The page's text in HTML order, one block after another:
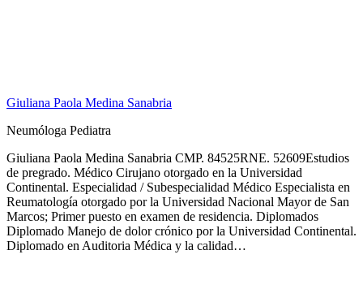
Giuliana Paola Medina Sanabria
Neumóloga Pediatra
Giuliana Paola Medina Sanabria CMP. 84525RNE. 52609Estudios
de pregrado. Médico Cirujano otorgado en la Universidad
Continental. Especialidad / Subespecialidad Médico Especialista en
Reumatología otorgado por la Universidad Nacional Mayor de San
Marcos; Primer puesto en examen de residencia. Diplomados
Diplomado Manejo de dolor crónico por la Universidad Continental.
Diplomado en Auditoria Médica y la calidad…